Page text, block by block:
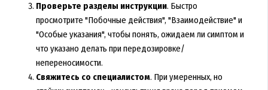
Проверьте разделы инструкции. Быстро
просмотрите "Побочные действия", "Взаимодействие" и
"Особые указания", чтобы понять, ожидаем ли симптом и
что указано делать при передозировке/
непереносимости.
Свяжитесь со специалистом. При умеренных, но